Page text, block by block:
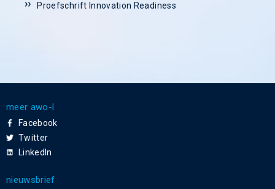
Proefschrift Innovation Readiness
meer awo-l
Facebook
Twitter
LinkedIn
nieuwsbrief